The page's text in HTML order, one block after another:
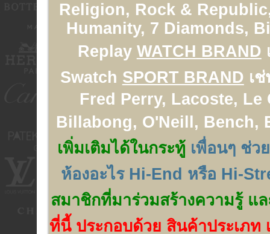
Religion, Rock &
Humanity, 7 Diamonds,
Replay WATCH BRAND
Swatch SPORT BRAND เ
Fred Perry, Lacoste,
Billabong, O'Neill, Bench,
เพิ่มเติมได้ในกระทู้ เพื่อนๆ ช่ว
ห้องอะไร Hi-End หรือ Hi-
สมาชิกที่มาร่วมสร้างความรู้ แ
ที่นี้ ประกอบด้วย สินค้าประเภท